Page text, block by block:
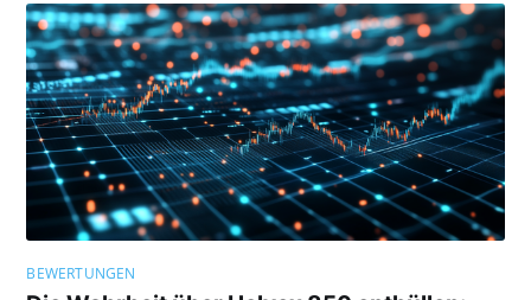
BEWERTUNGEN